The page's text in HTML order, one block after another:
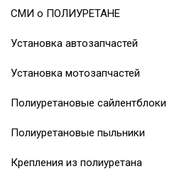
СМИ о ПОЛИУРЕТАНЕ
Установка автозапчастей
Установка мотозапчастей
Полиуретановые сайлентблоки
Полиуретановые пыльники
Крепления из полиуретана